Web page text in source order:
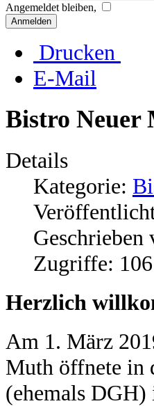
Angemeldet bleiben,
Anmelden
Drucken
E-Mail
Bistro Neuer
Details
Kategorie:
Zugriffe:
Herzlich
Am 1. März
Muth öffnete in
(ehemals DGH)